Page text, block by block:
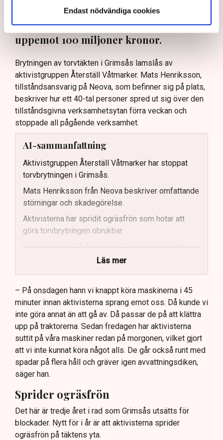
Endast nödvändiga cookies
tillståndsansvarig på Neova, till TN. Nu
varnar branschen för skador på
uppemot 100 miljoner kronor.
Brytningen av torvtäkten i Grimsås lamslås av
aktivistgruppen Återställ Våtmarker. Mats Henriksson,
tillståndsansvarig på Neova, som befinner sig på plats,
beskriver hur ett 40-tal personer spred ut sig över den
tillståndsgivna verksamhetsytan förra veckan och
stoppade all pågående verksamhet.
AI-sammanfattning
Aktivistgruppen Återställ Våtmarker har stoppat
torvbrytningen i Grimsås.
Mats Henriksson från Neova beskriver omfattande
störningar och skadegörelse.
Aktivisterna har spridit ogräsfrön som hotar att
göra torvbrytningen obrukbar.
Rickard Axdorff från Svensk Torv varnar för ett
stort ekonomiskt sabotage.
Dialogpolisen på plats står maktlös inför
aktivisternas handlingar.
Frågor kvarstår om finansiering av illegal aktivism.
Läs mer
– På onsdagen hann vi knappt köra maskinerna i 45
minuter innan aktivisterna sprang emot oss. Då kunde vi
inte göra annat än att gå av. Då passar de på att klättra
upp på traktorerna. Sedan fredagen har aktivisterna
suttit på våra maskiner redan på morgonen, vilket gjort
att vi inte kunnat köra något alls. De går också runt med
spadar på flera håll och gräver igen avvattningsdiken,
säger han.
Sprider ogräsfrön
Det här är tredje året i rad som Grimsås utsätts för
blockader. Nytt för i år är att aktivisterna sprider
ogräsfrön på täktens yta.